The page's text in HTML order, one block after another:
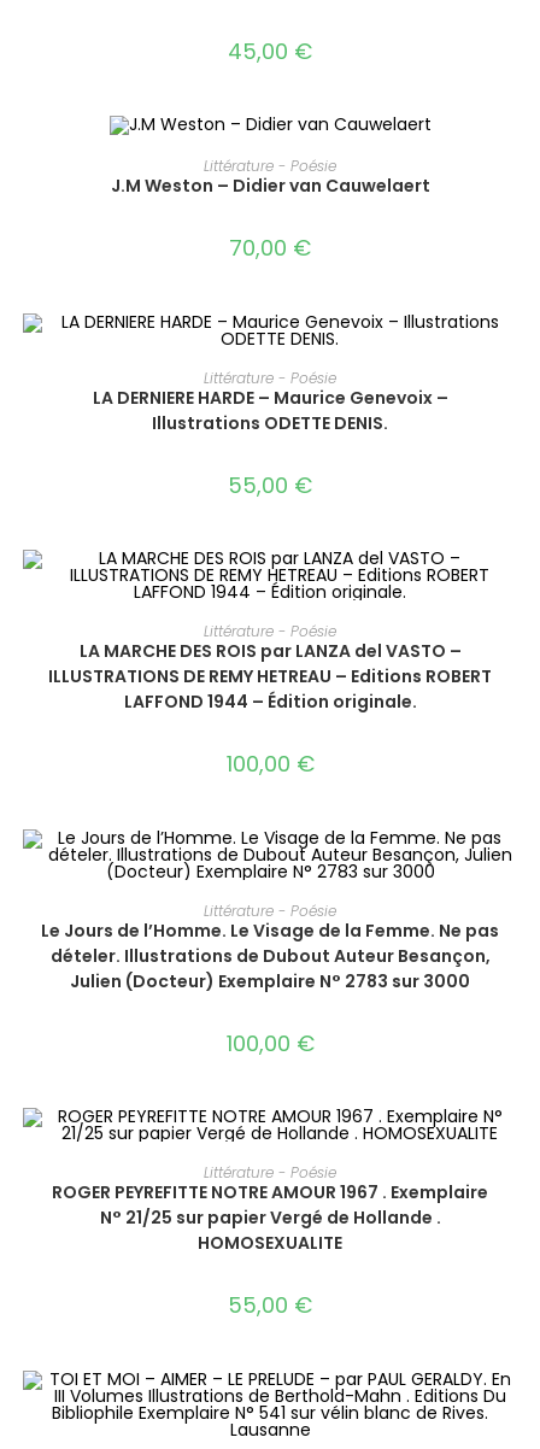
45,00 €
AJOUTER AU PANIER
Littérature - Poésie
J.M Weston – Didier van Cauwelaert
70,00 €
AJOUTER AU PANIER
Littérature - Poésie
LA DERNIERE HARDE – Maurice Genevoix –
Illustrations ODETTE DENIS.
55,00 €
AJOUTER AU PANIER
Littérature - Poésie
LA MARCHE DES ROIS par LANZA del VASTO –
ILLUSTRATIONS DE REMY HETREAU – Editions ROBERT
LAFFOND 1944 – Édition originale.
100,00 €
AJOUTER AU PANIER
Littérature - Poésie
Le Jours de l’Homme. Le Visage de la Femme. Ne pas
dételer. Illustrations de Dubout Auteur Besançon,
Julien (Docteur) Exemplaire N° 2783 sur 3000
100,00 €
AJOUTER AU PANIER
Littérature - Poésie
ROGER PEYREFITTE NOTRE AMOUR 1967 . Exemplaire
N° 21/25 sur papier Vergé de Hollande .
HOMOSEXUALITE
55,00 €